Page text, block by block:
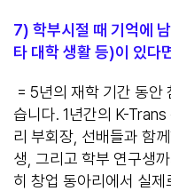
7) 학부시절 때 기억에
타 대학 생활 등)이 있다
= 5년의 재학 기간 동안
습니다. 1년간의 K-
리 부회장, 선배들과 함
생, 그리고 학부 연구생
히 창업 동아리에서 실